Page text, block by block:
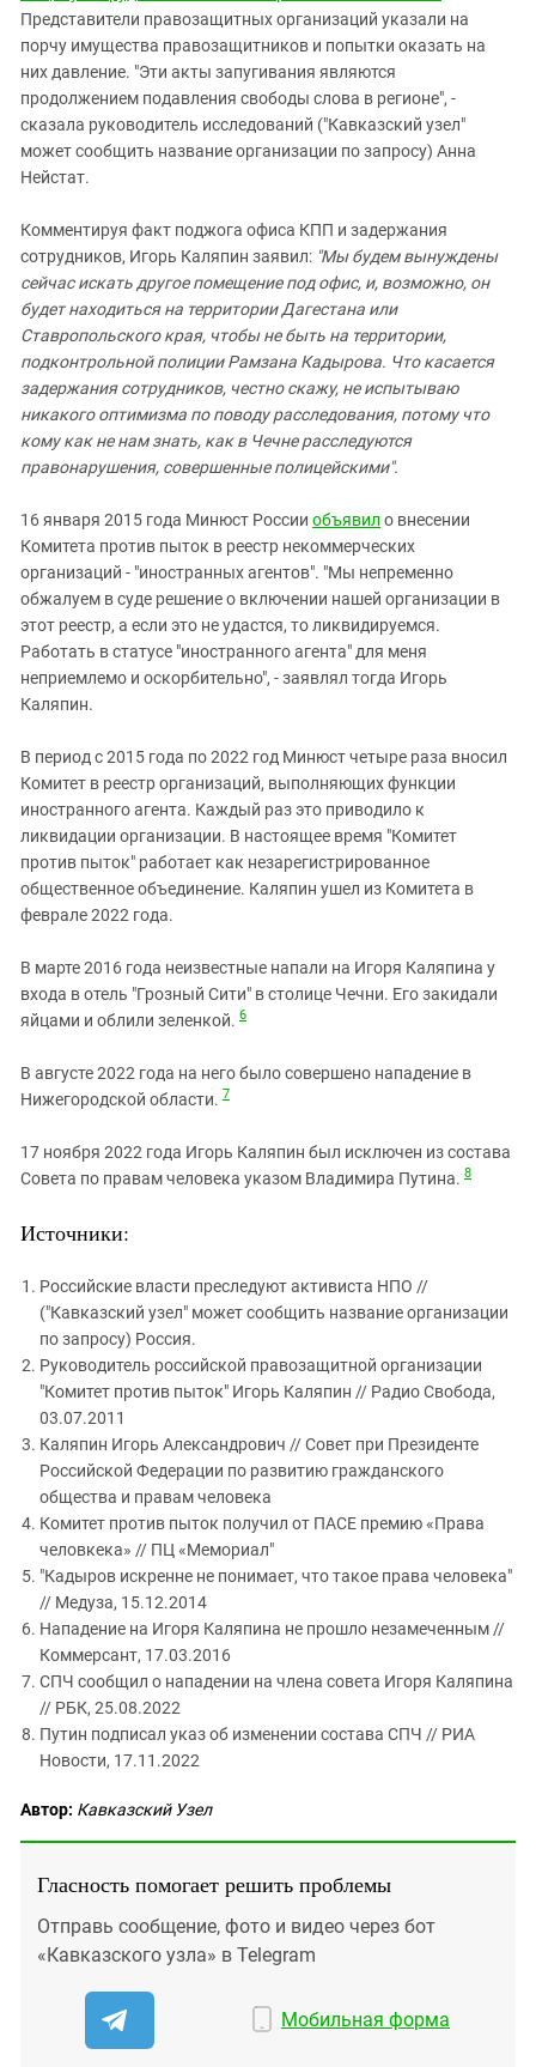
Представители правозащитных организаций указали на
порчу имущества правозащитников и попытки оказать на
них давление. "Эти акты запугивания являются
продолжением подавления свободы слова в регионе", -
сказала руководитель исследований ("Кавказский узел"
может сообщить название организации по запросу) Анна
Нейстат.
Комментируя факт поджога офиса КПП и задержания
сотрудников, Игорь Каляпин заявил: "Мы будем вынуждены
сейчас искать другое помещение под офис, и, возможно, он
будет находиться на территории Дагестана или
Ставропольского края, чтобы не быть на территории,
подконтрольной полиции Рамзана Кадырова. Что касается
задержания сотрудников, честно скажу, не испытываю
никакого оптимизма по поводу расследования, потому что
кому как не нам знать, как в Чечне расследуются
правонарушения, совершенные полицейскими".
16 января 2015 года Минюст России объявил о внесении
Комитета против пыток в реестр некоммерческих
организаций - "иностранных агентов". "Мы непременно
обжалуем в суде решение о включении нашей организации в
этот реестр, а если это не удастся, то ликвидируемся.
Работать в статусе "иностранного агента" для меня
неприемлемо и оскорбительно", - заявлял тогда Игорь
Каляпин.
В период с 2015 года по 2022 год Минюст четыре раза вносил
Комитет в реестр организаций, выполняющих функции
иностранного агента. Каждый раз это приводило к
ликвидации организации. В настоящее время "Комитет
против пыток" работает как незарегистрированное
общественное объединение. Каляпин ушел из Комитета в
феврале 2022 года.
В марте 2016 года неизвестные напали на Игоря Каляпина у
входа в отель "Грозный Сити" в столице Чечни. Его закидали
яйцами и облили зеленкой. 6
В августе 2022 года на него было совершено нападение в
Нижегородской области. 7
17 ноября 2022 года Игорь Каляпин был исключен из состава
Совета по правам человека указом Владимира Путина. 8
Источники:
Российские власти преследуют активиста НПО //
("Кавказский узел" может сообщить название организации
по запросу) Россия.
Руководитель российской правозащитной организации
"Комитет против пыток" Игорь Каляпин // Радио Свобода,
03.07.2011
Каляпин Игорь Александрович // Совет при Президенте
Российской Федерации по развитию гражданского
общества и правам человека
Комитет против пыток получил от ПАСЕ премию «Права
человкека» // ПЦ «Мемориал"
"Кадыров искренне не понимает, что такое права человека"
// Медуза, 15.12.2014
Нападение на Игоря Каляпина не прошло незамеченным //
Коммерсант, 17.03.2016
СПЧ сообщил о нападении на члена совета Игоря Каляпина
// РБК, 25.08.2022
Путин подписал указ об изменении состава СПЧ // РИА
Новости, 17.11.2022
Автор: Кавказский Узел
Гласность помогает решить проблемы
Отправь сообщение, фото и видео через бот
«Кавказского узла» в Telegram
Мобильная форма